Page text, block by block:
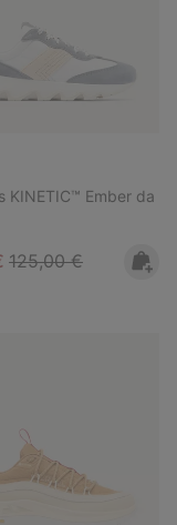
KINETIC™ Ember da
Regular price:
125,00 €